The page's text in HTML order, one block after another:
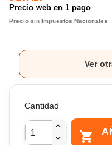
Precio web en 1 pago
Precio sin Impuestos Nacionales
Ver
Cantidad
